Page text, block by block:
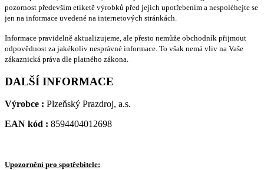
pozornost především etiketě výrobků před jejich upotřebením a nespoléhejte se
jen na informace uvedené na internetových stránkách.
Informace pravidelně aktualizujeme, ale přesto nemůže obchodník přijmout
odpovědnost za jakékoliv nesprávné informace. To však nemá vliv na Vaše
zákaznická práva dle platného zákona.
DALŠÍ INFORMACE
Výrobce : Plzeňský Prazdroj, a.s.
EAN kód : 8594404012698
Upozornění pro spotřebitele: